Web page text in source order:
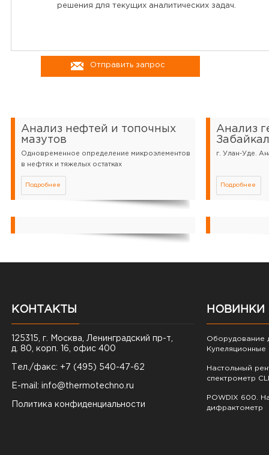
решения для текущих аналитических задач.
Отправить запрос
Анализ нефтей и топочных
мазутов
Одновременное определение микроэлементов
в нефтях и тяжелых остатках
Подробнее
Анализ
г. Улан-Уде.
Подробнее
КОНТАКТЫ
125315, г. Москва, Ленинградский пр-т,
д. 80, корп. 16, офис 400
Тел./факс: +7 (495) 540-47-62
E-mail: info@thermotechno.ru
Политика конфиденциальности
НОВИНКИ
Оборудование
Купеляционные
Настольный
спектрометр
POWDIX 600.
дифрактометр